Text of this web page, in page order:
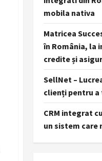
mobila nativa
Matricea
în România, la
credite și
SellNet –
clienți pentru
CRM integrat
un sistem care